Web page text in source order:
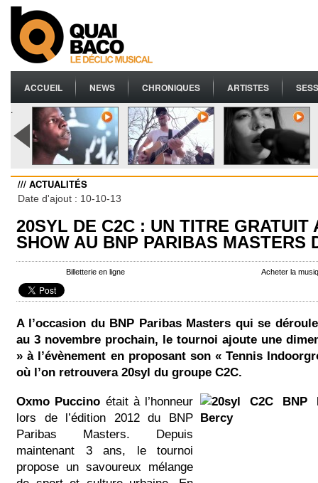
ACCUEIL NEWS CHRONIQUES ARTISTES
.
/// ACTUALITÉS
Date d'ajout : 10-10-13
20SYL DE C2C : UN TITRE GRATUIT
SHOW AU BNP PARIBAS MASTERS
Billetterie en ligne Acheter la
A l’occasion du BNP Paribas Masters qui se
au 3 novembre prochain, le tournoi ajoute une
» à l’évènement en proposant son « Tennis
où l’on retrouvera 20syl du groupe C2C.
Oxmo Puccino était à l’honneur
lors de l’édition 2012 du BNP
Paribas Masters. Depuis
maintenant 3 ans, le tournoi
propose un savoureux mélange